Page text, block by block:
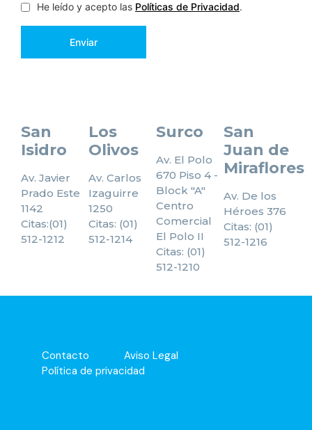
He leído y acepto las Políticas de Privacidad.
San
Isidro
Av. Javier
Prado Este
1142
Citas:(01)
512-1212
Los
Olivos
Av. Carlos
Izaguirre
1250
Citas: (01)
512-1214
Surco
Av. El Polo
670 Piso 4 -
Block "A"
Centro
Comercial
El Polo II
Citas: (01)
512-1210
San
Juan de
Miraflores
Av. De los
Héroes 376
Citas: (01)
512-1216
Contacto
Aviso Legal
Política de privacidad